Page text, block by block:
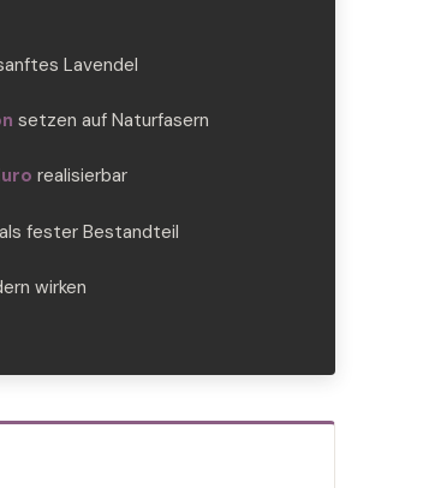
Lavendel
setzen auf Naturfasern
realisierbar
fester Bestandteil
wirken